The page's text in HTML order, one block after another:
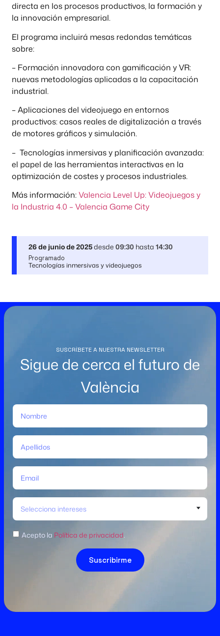
directa en los procesos productivos, la formación y
la innovación empresarial.
El programa incluirá mesas redondas temáticas
sobre:
– Formación innovadora con gamificación y VR:
nuevas metodologías aplicadas a la capacitación
industrial.
– Aplicaciones del videojuego en entornos
productivos: casos reales de digitalización a través
de motores gráficos y simulación.
– Tecnologías inmersivas y planificación avanzada:
el papel de las herramientas interactivas en la
optimización de costes y procesos industriales.
Más información:Valencia Level Up: Videojuegos y
la Industria 4.0 – Valencia Game City
26 de junio de 2025desde 09:30 hasta 14:30
Programado
Tecnologías inmersivas y videojuegos
SUSCRÍBETE A NUESTRA NEWSLETTER
Sigue de cerca el futuro de
València
Selecciona intereses
Acepto la Política de privacidad.
Suscribirme